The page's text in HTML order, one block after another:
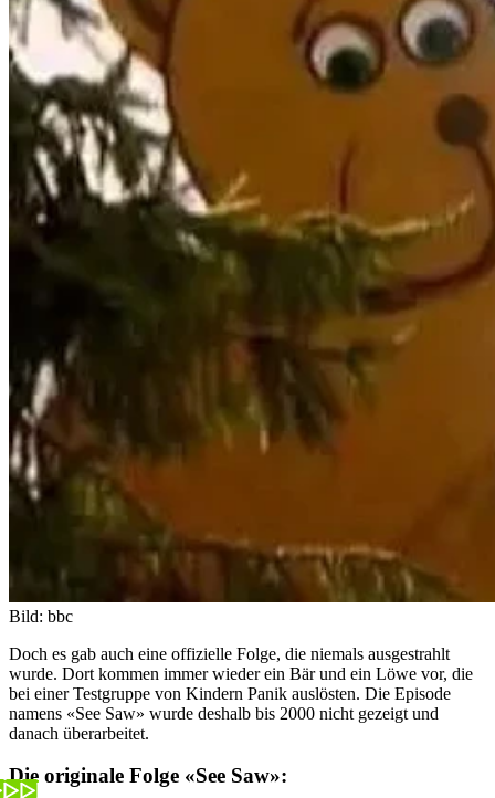
Bild: bbc
Doch es gab auch eine offizielle Folge, die niemals ausgestrahlt
wurde. Dort kommen immer wieder ein Bär und ein Löwe vor, die
bei einer Testgruppe von Kindern Panik auslösten. Die Episode
namens «See Saw» wurde deshalb bis 2000 nicht gezeigt und
danach überarbeitet.
Die originale Folge «See Saw»: